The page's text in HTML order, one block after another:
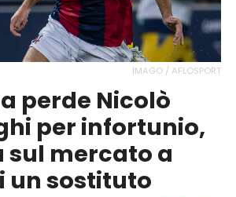
IMAGO / AFLOSPORT
perde Nicolò
per infortunio,
sul mercato a
un sostituto